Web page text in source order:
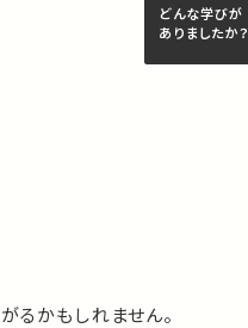
どんな学びが
ありましたか？
るかもしれません。